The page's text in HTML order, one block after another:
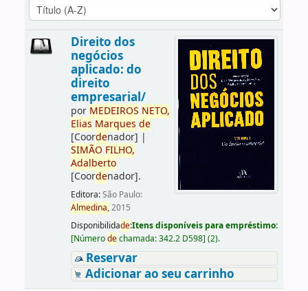
Direito dos
negócios
aplicado: do
direito
empresarial/
por MEDEIROS NETO,
Elias Marques de
[Coordenador] |
SIMÃO FILHO,
Adalberto
[Coordenador].
Editora:São Paulo:
Almedina,2015
Disponibilidade:Itens disponíveis para empréstimo:
[Númerodechamada:342.2 D598] (2).
Reservar
Adicionar ao seu carrinho